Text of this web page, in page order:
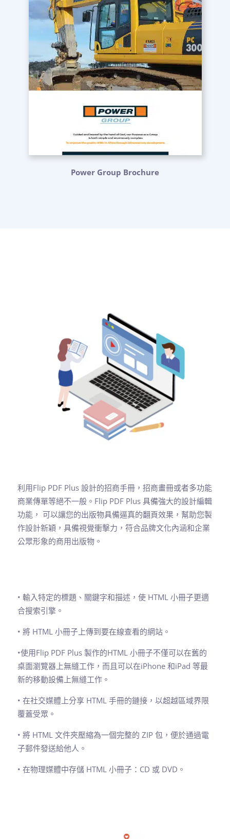
Power Group Brochure
利用Flip PDF Plus 設計的招商手冊，招商畫冊或者多功能
商業傳單等絕不一般。Flip PDF Plus 具備強大的設計編輯
功能， 可以讓您的出版物具備逼真的翻頁效果，幫助您製
作設計新穎，具備視覺衝擊力，符合品牌文化內涵和企業
公眾形象的商用出版物。
• 輸入特定的標題、關鍵字和描述，使 HTML 小冊子更適
合搜索引擎。
• 將 HTML 小冊子上傳到要在線查看的網站。
•使用Flip PDF Plus 製作的HTML 小冊子不僅可以在舊的
桌面瀏覽器上無縫工作，而且可以在iPhone 和iPad 等最
新的移動設備上無縫工作。
• 在社交媒體上分享 HTML 手冊的鏈接，以超越區域界限
覆蓋受眾。
• 將 HTML 文件夾壓縮為一個完整的 ZIP 包，便於通過電
子郵件發送給他人。
• 在物理媒體中存儲 HTML 小冊子：CD 或 DVD。